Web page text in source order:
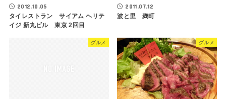
2012.10.05
タイレストラン サイアム ヘリテ
イジ 新丸ビル 東京 2回目
2011.07.12
波と里 麹町
グルメ グルメ